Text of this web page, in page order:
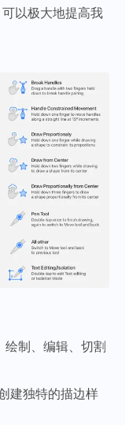
以极大地提高我
绘制、编辑、切割
建独特的描边样